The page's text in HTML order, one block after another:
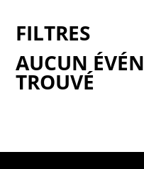
AUCUN
TROUVÉ
FILTRES